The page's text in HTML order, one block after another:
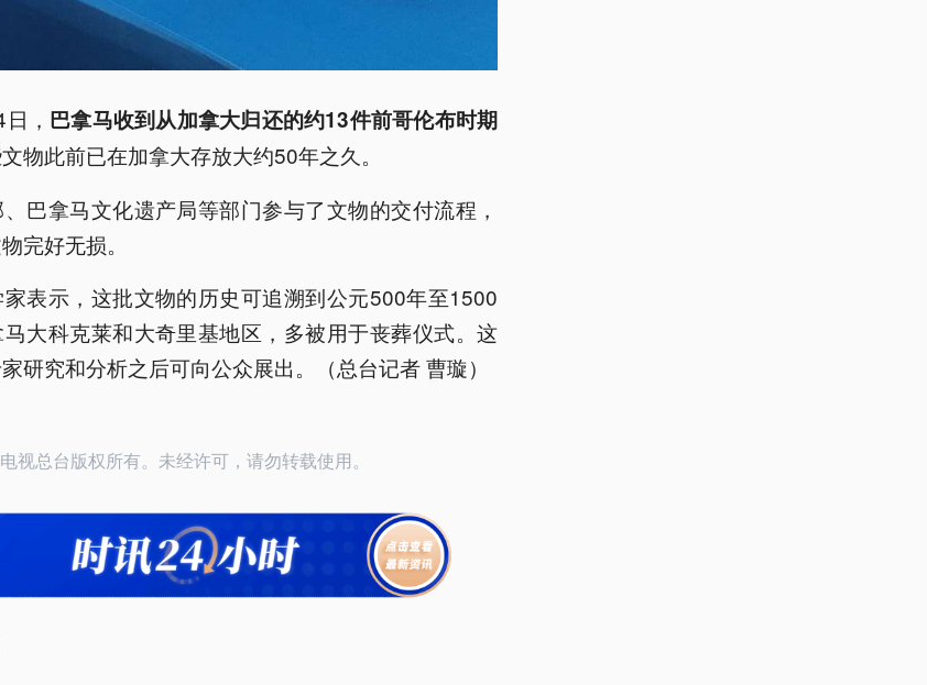
， 巴拿马收到从加拿大归还的约13件前哥伦布时期
物此前已在加拿大存放大约50年之久。
巴拿马文化遗产局等部门参与了文物的交付流程，
完好无损。
表示，这批文物的历史可追溯到公元500年至1500
大科克莱和大奇里基地区，多被用于丧葬仪式。这
研究和分析之后可向公众展出。（总台记者 曹璇）
视总台版权所有。未经许可，请勿转载使用。